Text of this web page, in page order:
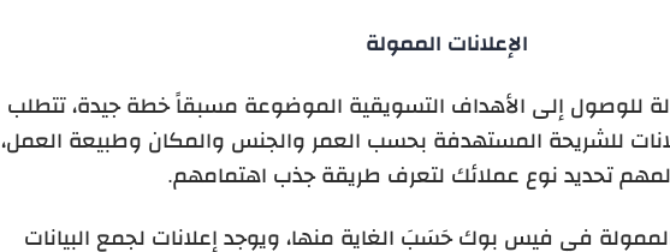
الإعلانات الممولة
للوصول إلى الأهداف التسويقية الموضوعة مسبقاً خطة جيدة، تتطلب
للشريحة المستهدفة بحسب العمر والجنس والمكان وطبيعة العمل،
تحديد نوع عملائك لتعرف طريقة جذب اهتمامهم.
الممولة في فيس بوك حَسَبَ الغاية منها، ويوجد إعلانات لجمع البيانات